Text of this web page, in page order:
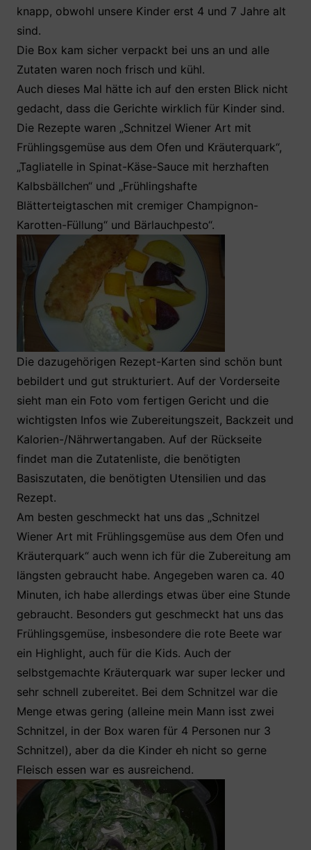
knapp, obwohl unsere Kinder erst 4 und 7 Jahre alt
sind.
Die Box kam sicher verpackt bei uns an und alle
Zutaten waren noch frisch und kühl.
Auch dieses Mal hätte ich auf den ersten Blick nicht
gedacht, dass die Gerichte wirklich für Kinder sind.
Die Rezepte waren „Schnitzel Wiener Art mit
Frühlingsgemüse aus dem Ofen und Kräuterquark“,
„Tagliatelle in Spinat-Käse-Sauce mit herzhaften
Kalbsbällchen“ und „Frühlingshafte
Blätterteigtaschen mit cremiger Champignon-
Karotten-Füllung“ und Bärlauchpesto“.
Die dazugehörigen Rezept-Karten sind schön bunt
bebildert und gut strukturiert. Auf der Vorderseite
sieht man ein Foto vom fertigen Gericht und die
wichtigsten Infos wie Zubereitungszeit, Backzeit und
Kalorien-/Nährwertangaben. Auf der Rückseite
findet man die Zutatenliste, die benötigten
Basiszutaten, die benötigten Utensilien und das
Rezept.
Am besten geschmeckt hat uns das „Schnitzel
Wiener Art mit Frühlingsgemüse aus dem Ofen und
Kräuterquark“ auch wenn ich für die Zubereitung am
längsten gebraucht habe. Angegeben waren ca. 40
Minuten, ich habe allerdings etwas über eine Stunde
gebraucht. Besonders gut geschmeckt hat uns das
Frühlingsgemüse, insbesondere die rote Beete war
ein Highlight, auch für die Kids. Auch der
selbstgemachte Kräuterquark war super lecker und
sehr schnell zubereitet. Bei dem Schnitzel war die
Menge etwas gering (alleine mein Mann isst zwei
Schnitzel, in der Box waren für 4 Personen nur 3
Schnitzel), aber da die Kinder eh nicht so gerne
Fleisch essen war es ausreichend.